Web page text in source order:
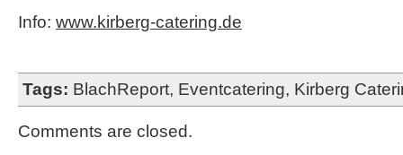
Info: www.kirberg-catering.de
Tags: BlachReport, Eventcatering, Kirberg
Comments are closed.